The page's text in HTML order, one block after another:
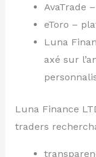
AvaTrade
eToro –
Luna
axé sur
Luna Finance
traders